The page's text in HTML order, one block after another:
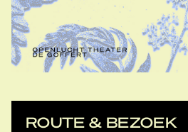
ROUTE & BEZOEK